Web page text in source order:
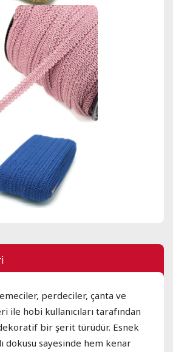
perdeciler, çanta ve
ile hobi kullanıcıları tarafından
bir şerit türüdür. Esnek
dokusu sayesinde hem kenar